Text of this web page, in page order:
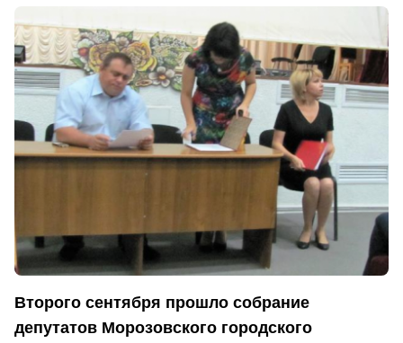
Второго сентября прошло собрание
депутатов Морозовского городского